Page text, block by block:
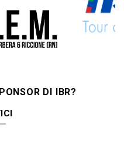
DI IBR?